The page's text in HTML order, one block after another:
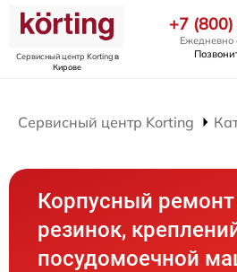
Сервисный центр Kortingв
Кирове
+7
Ежедневно
Сервисный центр Korting
Корпусный
резинок,
посудомоечной